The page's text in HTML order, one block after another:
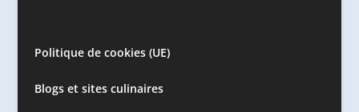
Politique de cookies (UE)
Blogs et sites culinaires